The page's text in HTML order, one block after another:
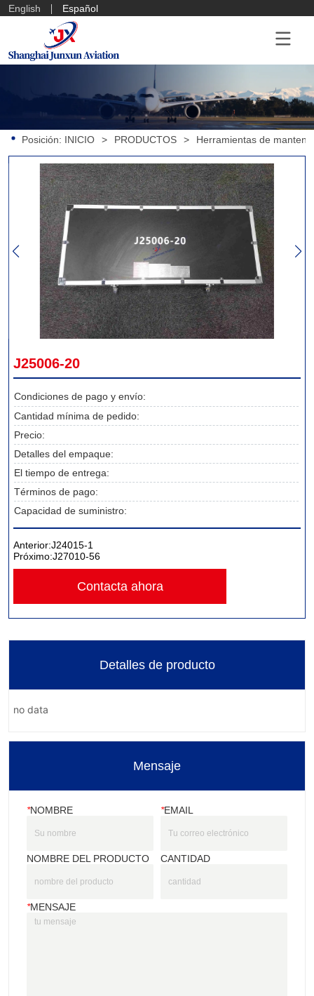
English Español
Posición: INICIO > PRODUCTOS > Herramientas de
J25006-20
Condiciones de pago y envío:
Cantidad mínima de pedido:
Precio:
Detalles del empaque:
El tiempo de entrega:
Términos de pago:
Capacidad de suministro:
Anterior:J24015-1
Próximo:J27010-56
Contacta ahora
Detalles de producto
no data
Mensaje
*NOMBRE *EMAIL
NOMBRE DEL PRODUCTO CANTIDAD
*MENSAJE